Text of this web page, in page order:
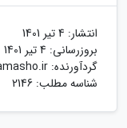
انتشار: 4 تیر 1401
بروزرسانی: 4 تیر 1401
گردآورنده:
شناسه مطلب: 2146